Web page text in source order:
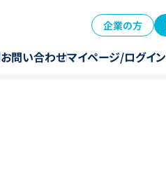
企業の方
お問い合わせマイページ/ログイン